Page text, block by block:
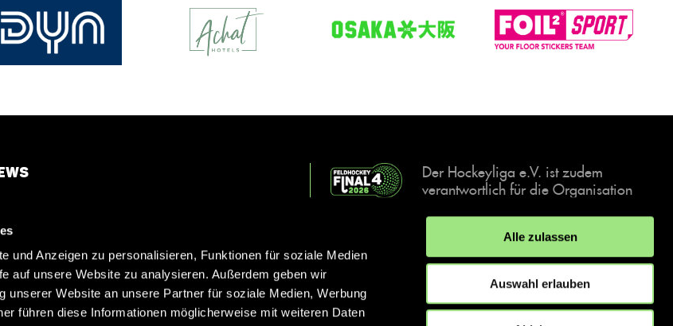
und Anzeigen zu personalisieren, Funktionen für soziale Medien
auf unsere Website zu analysieren. Außerdem geben wir
unserer Website an unsere Partner für soziale Medien, Werbung
führen diese Informationen möglicherweise mit weiteren Daten
Alle zulassen
Auswahl erlauben
Der Hockeyliga e.V. ist zudem
verantwortlich für die Organisation
Events, der deutschen Hockey-
Meisterschaften.
IMPRESSUM DATENSCHUTZERKLÄRUNG